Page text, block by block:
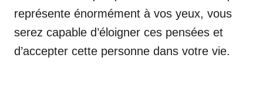
représente énormément à vos yeux, vous
serez capable d’éloigner ces pensées et
d’accepter cette personne dans votre vie.